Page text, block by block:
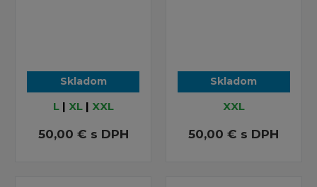
Skladom
L| XL| XXL
50,00 € s DPH
Skladom
XXL
50,00 € s DPH